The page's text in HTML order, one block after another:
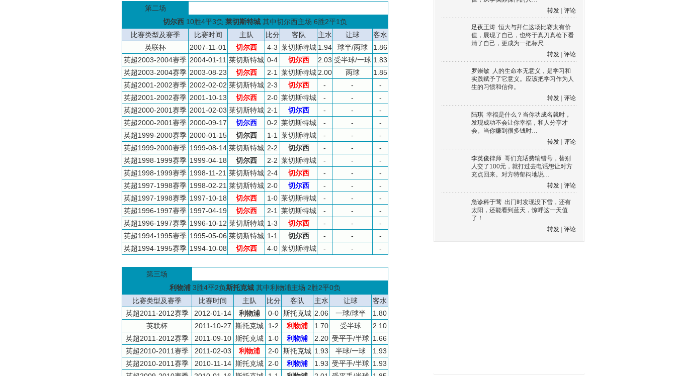
第二场
切尔西 10胜4平3负 莱切斯特城 其中切尔西主场 6胜2平1负
比赛类型及赛季
比赛时间 主队 比分 客队 主水 让球
客水
英联杯
2007-11-01 切尔西 4-3 莱切斯特城 1.94 球半/两球
1.86
英超2003-2004赛季 2004-01-11 莱切斯特城 0-4 切尔西 2.03 受半球/一球 1.83
英超2003-2004赛季 2003-08-23 切尔西 2-1 莱切斯特城 2.00 两球
1.85
英超2001-2002赛季 2002-02-02 莱切斯特城 2-3 切尔西 - -
-
英超2001-2002赛季 2001-10-13 切尔西 2-0 莱切斯特城 - -
-
英超2000-2001赛季 2001-02-03 莱切斯特城 2-1 切尔西 - -
-
英超2000-2001赛季 2000-09-17 切尔西 0-2 莱切斯特城 - -
-
英超1999-2000赛季 2000-01-15 切尔西 1-1 莱切斯特城 - -
-
英超1999-2000赛季 1999-08-14 莱切斯特城 2-2 切尔西 - -
-
英超1998-1999赛季 1999-04-18 切尔西 2-2 莱切斯特城 - -
-
英超1998-1999赛季 1998-11-21 莱切斯特城 2-4 切尔西 - -
-
英超1997-1998赛季 1998-02-21 莱切斯特城 2-0 切尔西 - -
-
英超1997-1998赛季 1997-10-18 切尔西 1-0 莱切斯特城 - -
-
英超1996-1997赛季 1997-04-19 切尔西 2-1 莱切斯特城 - -
-
英超1996-1997赛季 1996-10-12 莱切斯特城 1-3 切尔西 - -
-
英超1994-1995赛季 1995-05-06 莱切斯特城 1-1 切尔西 - -
-
英超1994-1995赛季 1994-10-08 切尔西 4-0 莱切斯特城 - - -
第三场
利物浦 3胜4平2负斯托克城 其中利物浦主场 2胜2平0负
比赛类型及赛季
比赛时间 主队 比分 客队 主水 让球
客水
英超2011-2012赛季
2012-01-14 利物浦 0-0 斯托克城 2.06 一球/球半
1.80
英联杯
2011-10-27 斯托克城 1-2 利物浦 1.70 受半球
2.10
英超2011-2012赛季
2011-09-10 斯托克城 1-0 利物浦 2.20 受平手/半球 1.66
英超2010-2011赛季
2011-02-03 利物浦 2-0 斯托克城 1.93 半球/一球
1.93
英超2010-2011赛季
2010-11-14 斯托克城 2-0 利物浦 1.93 受平手/半球 1.93
Android symbian
转发
评论
足夜王涛 恒大与拜仁这场比赛太有价
值，展现了自己，也终于真刀真枪下看
清了自己，更成为一把标尺…
转发
评论
罗崇敏 人的生命本无意义，是学习和
实践赋予了它意义。应该把学习作为人
生的习惯和信仰。
转发
评论
陆琪 幸福是什么？当你功成名就时，
发现成功不会让你幸福，和人分享才
会。当你赚到很多钱时…
转发
评论
李英俊律师 哥们充话费输错号，替别
人交了100元，就打过去电话想让对方
充点回来。对方特郁闷地说…
转发
评论
急诊科于莺 出门时发现没下雪，还有
太阳，还能看到蓝天，惊呼这一天值
了！
转发
评论